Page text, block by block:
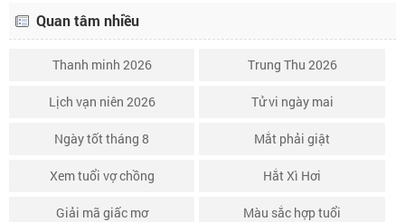
Quan tâm nhiều
Thanh minh 2026 Trung Thu 2026
Lịch vạn niên 2026 Tử vi ngày mai
Ngày tốt tháng 8 Mắt phải giật
Xem tuổi vợ chồng Hắt Xì Hơi
Giải mã giấc mơ Màu sắc hợp tuổi